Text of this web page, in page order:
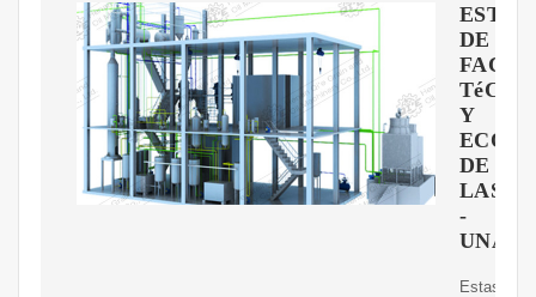
DE
Y
DE
LAS
-
UNAB
Estas